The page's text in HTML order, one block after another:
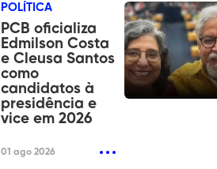
POLÍTICA
PCB oficializa
Edmilson Costa
e Cleusa Santos
como
candidatos à
presidência e
vice em 2026
01 ago 2026